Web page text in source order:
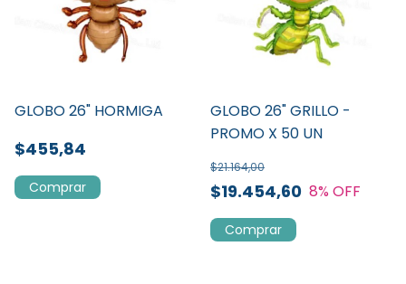
GLOBO 26" HORMIGA
$455,84
GLOBO 26" GRILLO -
PROMO X 50 UN
$19.454,60
$21.164,00
8% OFF